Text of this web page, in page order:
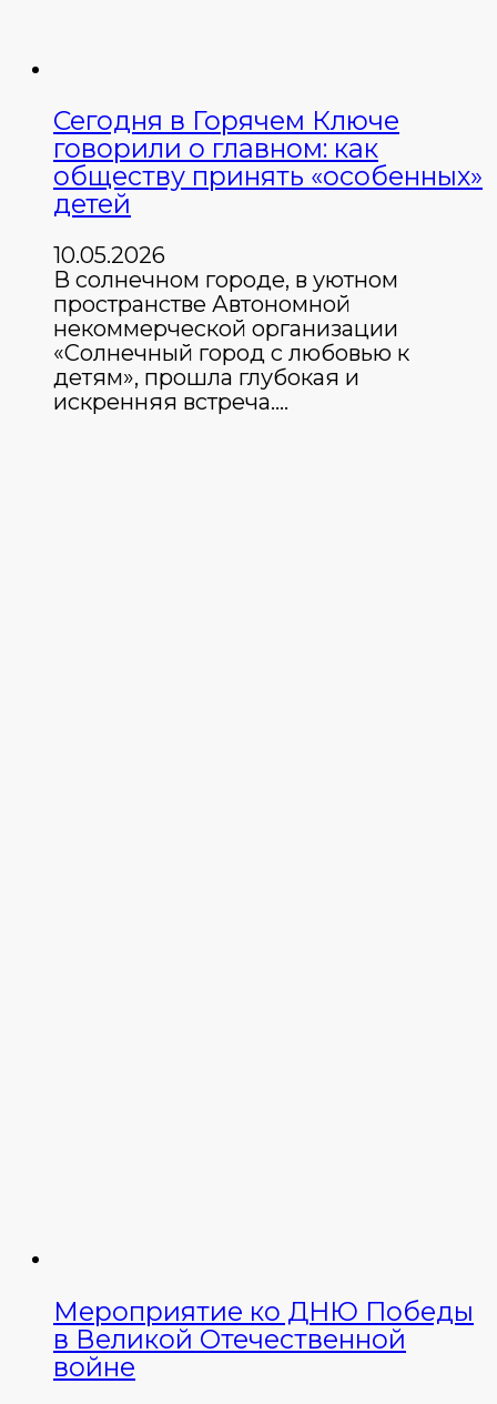
Сегодня в Горячем Ключе
говорили о главном: как
обществу принять «особенных»
детей
10.05.2026
В солнечном городе, в уютном
пространстве Автономной
некоммерческой организации
«Солнечный город с любовью к
детям», прошла глубокая и
искренняя встреча.…
Мероприятие ко ДНЮ Победы
в Великой Отечественной
войне